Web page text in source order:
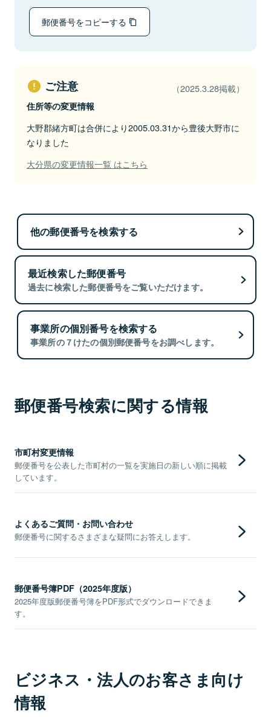
郵便番号をコピーする
ご注意 （2025.3.28掲載）
住所等の変更情報
大野郡緒方町は合併により2005.03.31から豊後大野市に
なりました
大分県の変更情報一覧 はこちら
他の郵便番号を検索する
最近検索した郵便番号
過去に検索した郵便番号をご覧いただけます。
事業所の個別番号を検索する
事業所の７けたの個別郵便番号をお調べします。
郵便番号検索に関する情報
市町村変更情報
郵便番号を公表した市町村の一覧を実施日の新しい順に掲載
しています。
よくあるご質問・お問い合わせ
郵便番号に関するさまざまな疑問にお答えします。
郵便番号簿PDF（2025年度版）
2025年度版郵便番号簿をPDF形式でダウンロードできま
す。
ビジネス・法人のお客さま向け
情報